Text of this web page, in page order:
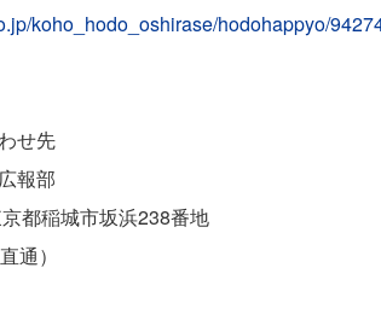
koho_hodo_oshirase/hodohappyo/
せ先
報部
都稲城市坂浜238番地
通）